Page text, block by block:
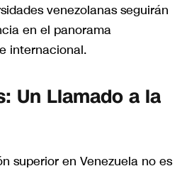
venezolanas seguirán
en el panorama
internacional.
Un Llamado a la
superior en Venezuela no es